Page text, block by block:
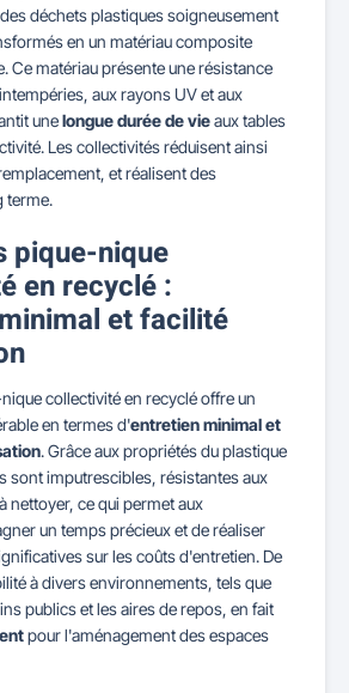
déchets plastiques soigneusement
en un matériau composite
Ce matériau présente une résistance
aux rayons UV et aux
unelongue durée de vieaux tables
Les collectivités réduisent ainsi
et réalisent des
terme.
pique-nique
en recyclé :
et facilité
collectivité en recyclé offre un
en termes d'entretien minimal et
. Grâce aux propriétés du plastique
sont imputrescibles, résistantes aux
nettoyer, ce qui permet aux
un temps précieux et de réaliser
sur les coûts d'entretien. De
à divers environnements, tels que
publics et les aires de repos, en fait
pour l'aménagement des espaces